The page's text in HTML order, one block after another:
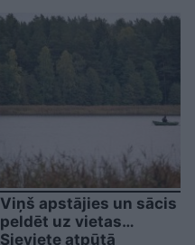
Viņš apstājies un sācis
peldēt uz vietas…
Sieviete atpūtā